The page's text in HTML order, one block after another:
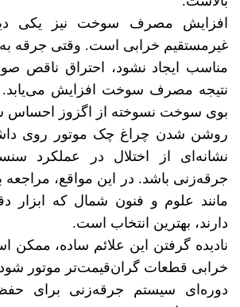
افزایش مصرف سوخت نیز یکی
غیرمستقیم خرابی است. وقتی جرقه
مناسب ایجاد نشود، احتراق ناقص
نتیجه مصرف سوخت افزایش
بوی سوخت نسوخته از اگزوز احساس
روشن شدن چراغ چک موتور روی
نشانه‌ای از اختلال در عملکرد
جرقه‌زنی باشد. در این مواقع،
مانند علوم و فنون شمال که
دارند، بهترین انتخاب است.
نادیده گرفتن این علائم ساده، ممکن
خرابی قطعات گران‌قیمت‌تر موتور شود.
دوره‌ای سیستم جرقه‌زنی برای